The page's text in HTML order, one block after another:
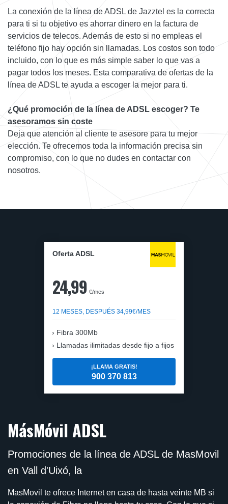
La conexión de la línea de ADSL de Jazztel es la correcta
para ti si tu objetivo es ahorrar dinero en la factura de
servicios de telecos. Además de esto si no empleas el
teléfono fijo hay opción sin llamadas. Los costos son todo
incluido, con lo que es más simple saber lo que vas a
pagar todos los meses. Esta comparativa de ofertas de la
línea de ADSL te ayuda a escoger la mejor para ti.
¿Qué promoción de la línea de ADSL escoger? Te
asesoramos sin coste
Deja que atención al cliente te asesore para tu mejor
elección. Te ofrecemos toda la información precisa sin
compromiso, con lo que no dudes en contactar con
nosotros.
Oferta ADSL
24,99 €/mes
12 MESES, DESPUÉS 34,99€/MES
Fibra 300Mb
Llamadas ilimitadas desde fijo a fijos
¡LLAMA GRATIS!
900 370 813
MásMóvil ADSL
Promociones de la línea de ADSL de MasMovil
en Vall d'Uixó, la
MasMovil te ofrece Internet en casa de hasta veinte MB si